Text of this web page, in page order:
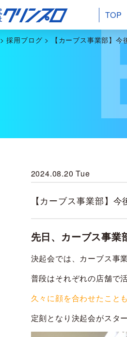
TOP
>採用ブログ> 【カーブス事業部】今
2024.08.20 Tue
【カーブス事業部】今
先日、カーブス事業
決起会では、カーブス事
普段はそれぞれの店舗で
久々に顔を合わせたこと
定刻となり決起会がスタ